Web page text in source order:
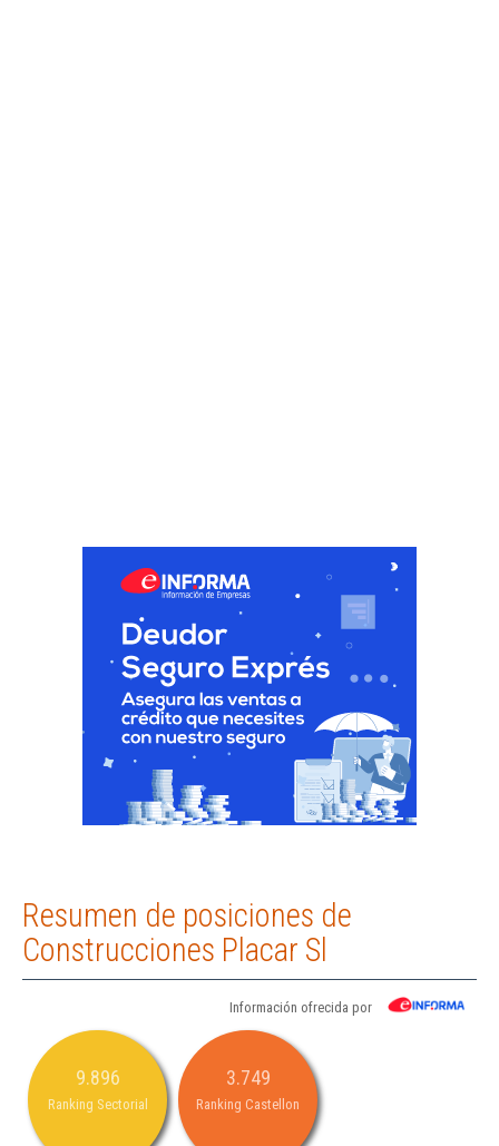
Resumen de posiciones de
Construcciones Placar Sl
Información ofrecida por
9.896
Ranking Sectorial
3.749
Ranking Castellon